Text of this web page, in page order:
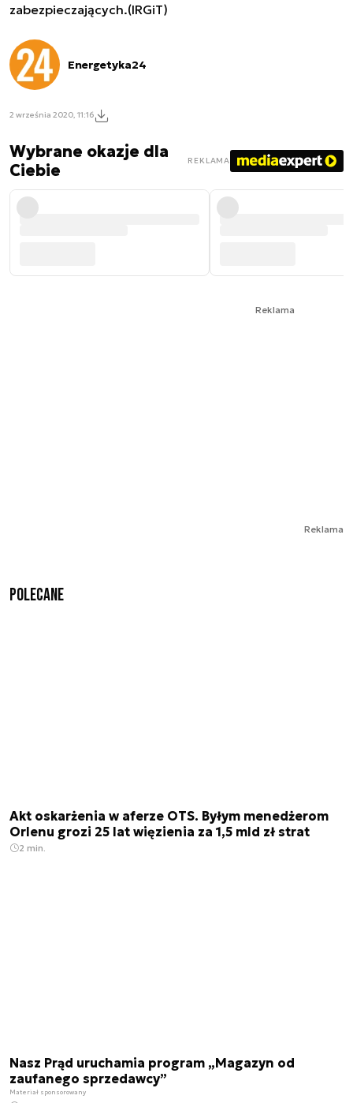
zabezpieczających.(IRGiT)
Energetyka24
2 września 2020, 11:16
Wybrane okazje dla
Ciebie
REKLAMA
Reklama
Reklama
Polecane
Akt oskarżenia w aferze OTS. Byłym menedżerom
Orlenu grozi 25 lat więzienia za 1,5 mld zł strat
2 min.
Nasz Prąd uruchamia program „Magazyn od
zaufanego sprzedawcy”
Materiał sponsorowany